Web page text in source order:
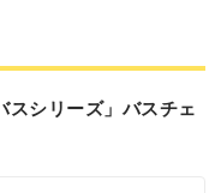
スシリーズ」バスチェ